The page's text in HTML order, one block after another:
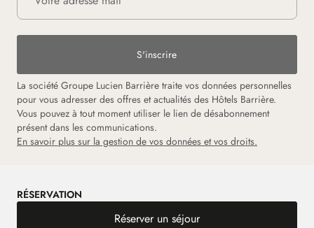
S'inscrire
La société Groupe Lucien Barrière traite vos données personnelles
pour vous adresser des offres et actualités des Hôtels Barrière.
Vous pouvez à tout moment utiliser le lien de désabonnement
présent dans les communications.
En savoir plus sur la gestion de vos données et vos droits.
RÉSERVATION
Réserver un séjour